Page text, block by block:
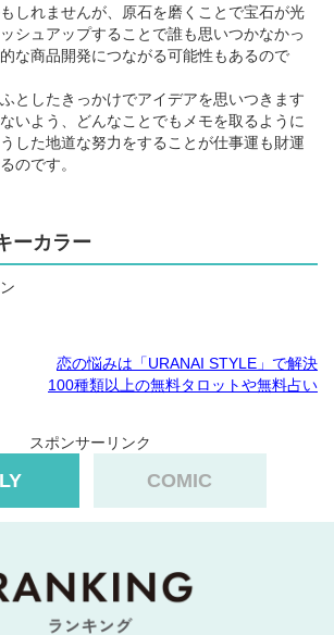
しれませんが、原石を磨くことで宝石が光
シュアップすることで誰も思いつかなかっ
な商品開発につながる可能性もあるので
としたきっかけでアイデアを思いつきます
いよう、どんなことでもメモを取るように
した地道な努力をすることが仕事運も財運
のです。
ーカラー
恋の悩みは「URANAI STYLE」で解決
100種類以上の無料タロットや無料占い
スポンサーリンク
COMIC